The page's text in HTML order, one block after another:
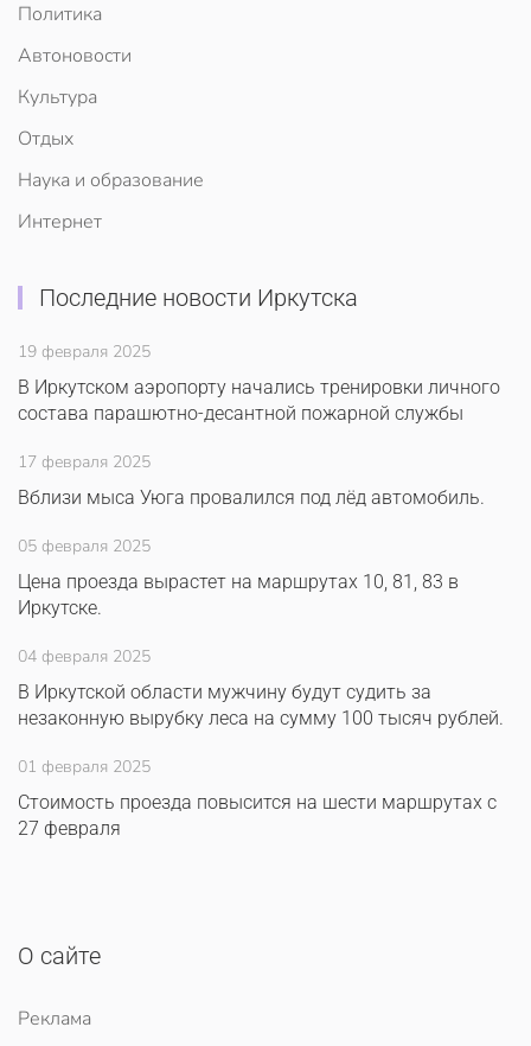
Политика
Автоновости
Культура
Отдых
Наука и образование
Интернет
Последние новости Иркутска
19 февраля 2025
В Иркутском аэропорту начались тренировки личного
состава парашютно-десантной пожарной службы
17 февраля 2025
Вблизи мыса Уюга провалился под лёд автомобиль.
05 февраля 2025
Цена проезда вырастет на маршрутах 10, 81, 83 в
Иркутске.
04 февраля 2025
В Иркутской области мужчину будут судить за
незаконную вырубку леса на сумму 100 тысяч рублей.
01 февраля 2025
Стоимость проезда повысится на шести маршрутах с
27 февраля
О сайте
Реклама